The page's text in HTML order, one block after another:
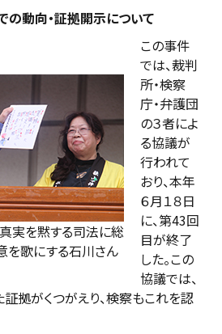
の動向・証拠開示について
実を黙する司法に総
を歌にする石川さん
この事件
では、裁判
所・検察
庁・弁護団
の３者によ
る協議が
行われて
おり、本年
６月１８日
に、第43回
目が終了
した。この
協議では、
拠がくつがえり、検察もこれを認